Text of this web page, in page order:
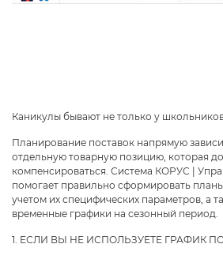
Каникулы бывают не только у
Планирование поставок напрямую
отдельную товарную позицию, которая
компенсироваться. Система КОРУС |
помогает правильно сформировать
учетом их специфических параметров, а
временные графики на сезонный период.
1. ЕСЛИ ВЫ НЕ ИСПОЛЬЗУЕТЕ ГРАФИК